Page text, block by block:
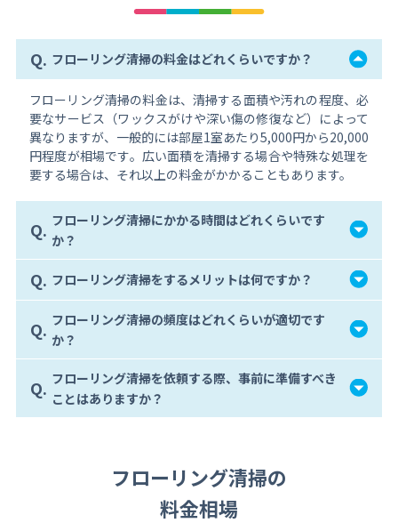
Q. フローリング清掃の料金はどれくらいですか？
フローリング清掃の料金は、清掃する面積や汚れの程度、必
要なサービス（ワックスがけや深い傷の修復など）によって
異なりますが、一般的には部屋1室あたり5,000円から20,000
円程度が相場です。広い面積を清掃する場合や特殊な処理を
要する場合は、それ以上の料金がかかることもあります。
Q. フローリング清掃にかかる時間はどれくらいです
か？
Q. フローリング清掃をするメリットは何ですか？
Q. フローリング清掃の頻度はどれくらいが適切です
か？
Q. フローリング清掃を依頼する際、事前に準備すべき
ことはありますか？
フローリング清掃の
料金相場